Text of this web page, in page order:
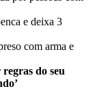
e deixa 3
com arma e
do seu